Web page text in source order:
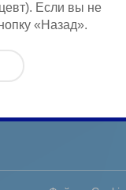
Если вы не
«Назад».